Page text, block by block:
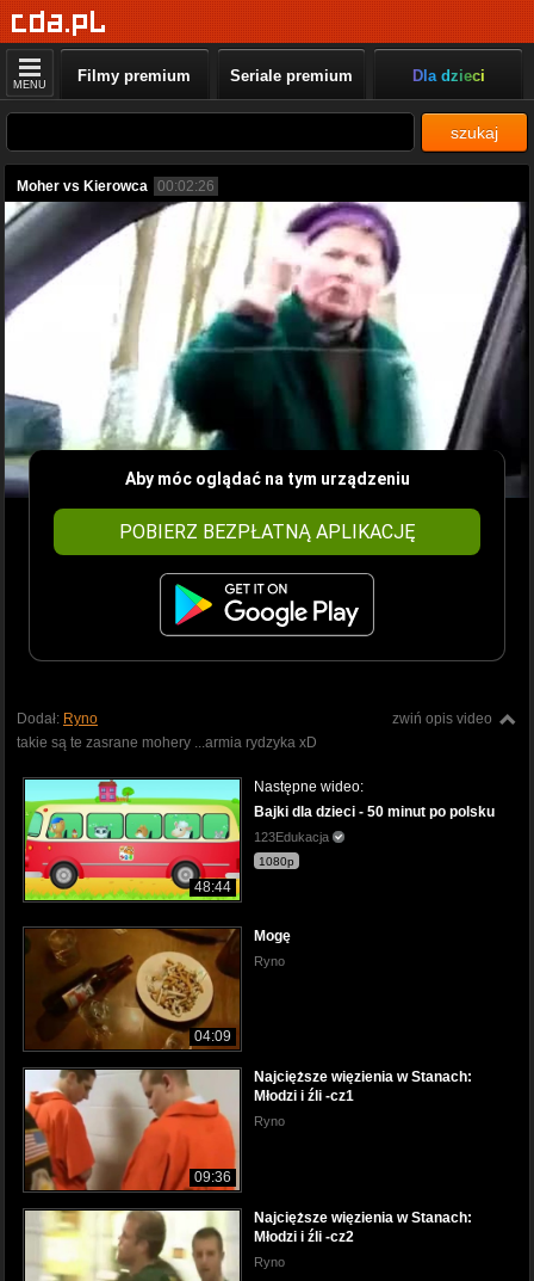
MENU Filmy premium Seriale premium Dla dzieci
szukaj
Moher vs Kierowca 00:02:26
Aby móc oglądać na tym urządzeniu
POBIERZ BEZPŁATNĄ APLIKACJĘ
zwiń opis video
Dodał: Ryno
takie są te zasrane mohery ...armia rydzyka xD
48:44
Następne wideo:
Bajki dla dzieci - 50 minut po polsku
123Edukacja
1080p
04:09
Mogę
Ryno
09:36
Najcięższe więzienia w Stanach:
Młodzi i źli -cz1
Ryno
Najcięższe więzienia w Stanach:
Młodzi i źli -cz2
Ryno